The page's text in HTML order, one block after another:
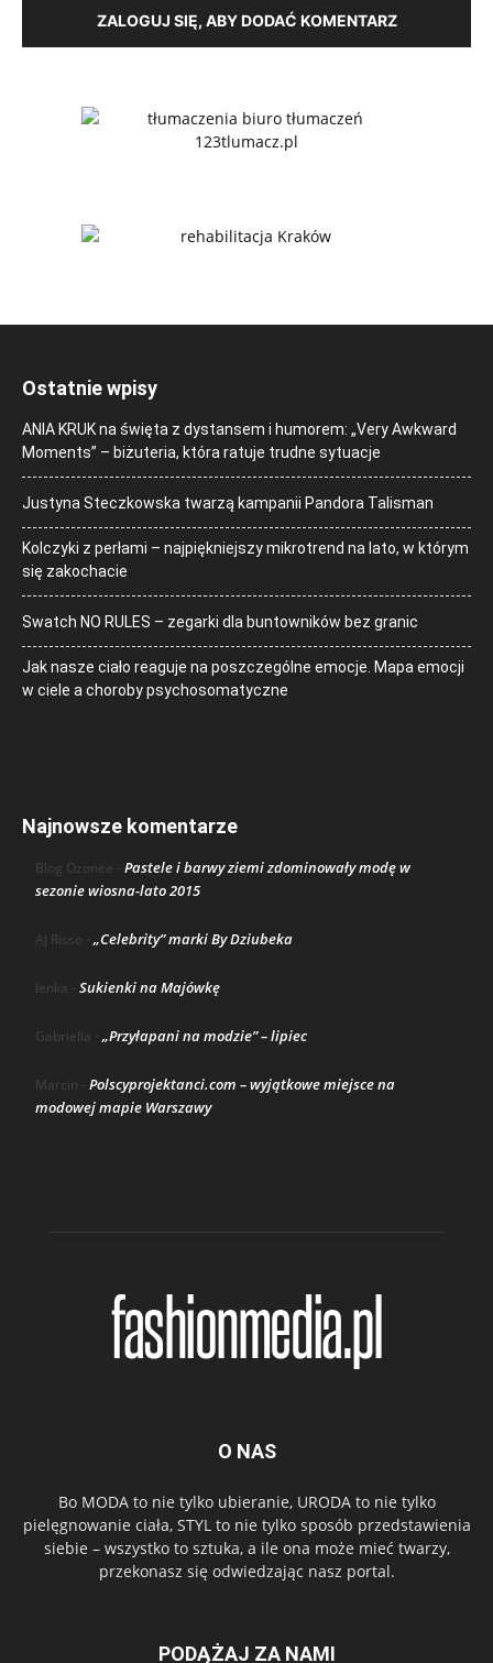
ZALOGUJ SIĘ, ABY DODAĆ KOMENTARZ
Ostatnie wpisy
ANIA KRUK na święta z dystansem i humorem: „Very Awkward
Moments” – biżuteria, która ratuje trudne sytuacje
Justyna Steczkowska twarzą kampanii Pandora Talisman
Kolczyki z perłami – najpiękniejszy mikrotrend na lato, w którym
się zakochacie
Swatch NO RULES – zegarki dla buntowników bez granic
Jak nasze ciało reaguje na poszczególne emocje. Mapa emocji
w ciele a choroby psychosomatyczne
Najnowsze komentarze
Blog Ozonee - Pastele i barwy ziemi zdominowały modę w
sezonie wiosna-lato 2015
AJ Risso - „Celebrity” marki By Dziubeka
lenka - Sukienki na Majówkę
Gabriella - „Przyłapani na modzie” – lipiec
Marcin - Polscyprojektanci.com – wyjątkowe miejsce na
modowej mapie Warszawy
O NAS
Bo MODA to nie tylko ubieranie, URODA to nie tylko
pielęgnowanie ciała, STYL to nie tylko sposób przedstawienia
siebie – wszystko to sztuka, a ile ona może mieć twarzy,
przekonasz się odwiedzając nasz portal.
PODĄŻAJ ZA NAMI